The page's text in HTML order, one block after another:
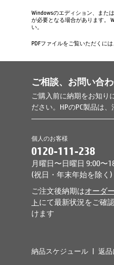
Windowsのエディション、また
が必要となる場合があります。
い。
PDFファイルをご覧いただくには
ご相談、お問い合
ご購入前に納期をお知り
ださい。HPのPC製品は
個人のお客様
0120-111-238
月曜日〜日曜日 9:00〜
(祝日・年末年始を除く)
ご注文後納期はオーダ
ト にて最新状況をご確
けます
納品スケジュール 返品